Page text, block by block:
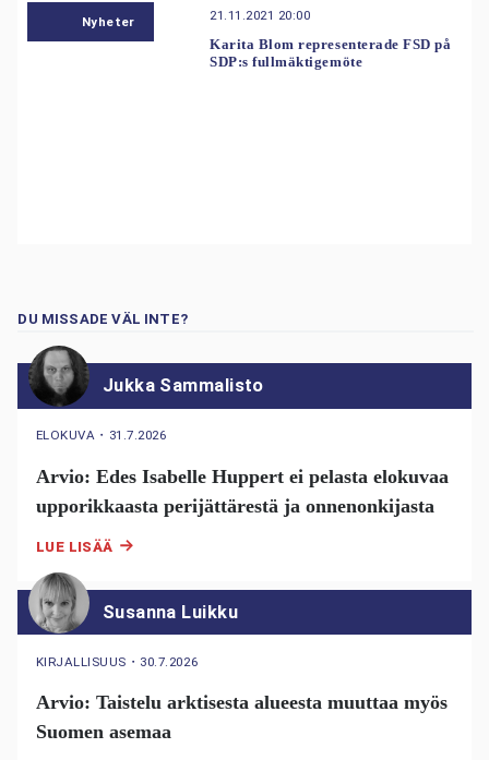
Nyheter 21.11.2021 20:00
Karita Blom representerade FSD på
SDP:s fullmäktigemöte
DU MISSADE VÄL INTE?
Jukka Sammalisto
ELOKUVA ・ 31.7.2026
Arvio: Edes Isabelle Huppert ei pelasta elokuvaa
upporikkaasta perijättärestä ja onnenonkijasta
LUE LISÄÄ
Susanna Luikku
KIRJALLISUUS ・ 30.7.2026
Arvio: Taistelu arktisesta alueesta muuttaa myös
Suomen asemaa